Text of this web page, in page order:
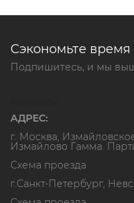
Сэкономьте время
Подпишитесь, и мы
АДРЕС:
г. Москва,
Измайлово Гамма.
Схема проезда
г.Санкт-Петербург,